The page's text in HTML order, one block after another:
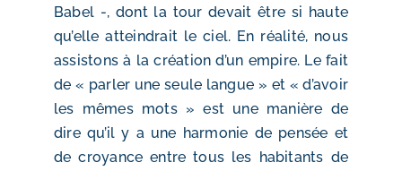
Babel -, dont la tour devait être si haute
qu’elle atteindrait le ciel. En réalité, nous
assistons à la création d’un empire. Le fait
de « parler une seule langue » et « d’avoir
les mêmes mots » est une manière de
dire qu’il y a une harmonie de pensée et
de croyance entre tous les habitants de